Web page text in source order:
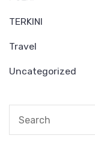
TERKINI
Travel
Uncategorized